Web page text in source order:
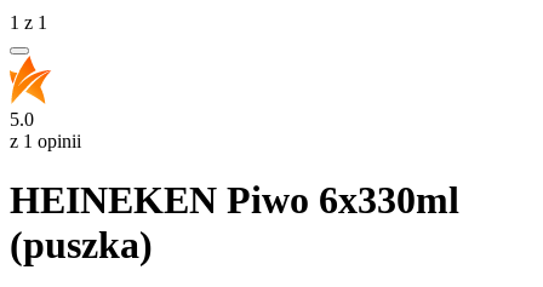
1 z 1
5.0
z 1 opinii
HEINEKEN Piwo 6x330ml
(puszka)